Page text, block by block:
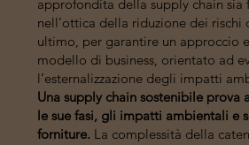
approfondita della supply chain sia
nell’ottica della riduzione dei rischi
ultimo, per garantire un approccio
modello di business, orientato ad
l’esternalizzazione degli impatti
Una supply chain sostenibile prova
le sue fasi, gli impatti ambientali e
forniture. La complessità della